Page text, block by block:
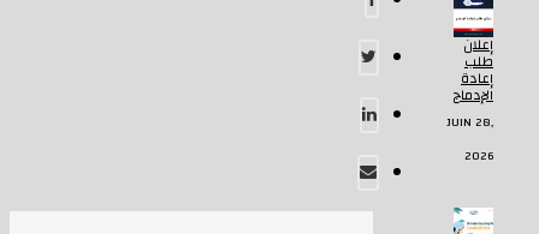
إعلان
طلب
إعادة
الإدماج
JUIN 28,
2026